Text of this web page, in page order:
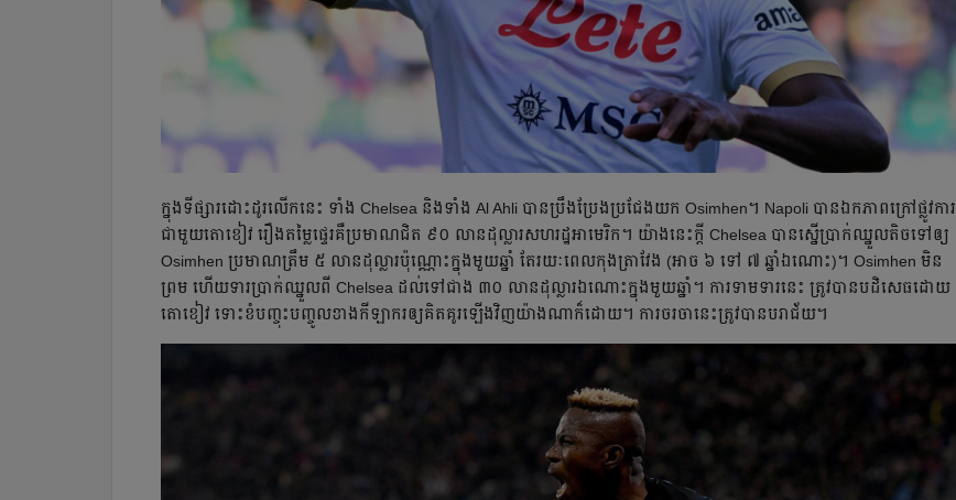
ក្នុង​ទីផ្សារ​ដោះ​ដូរ​លើក​នេះ ទាំង Chelsea និង​ទាំង Al Ahli បាន​ប្រឹងប្រែង​ប្រជែង​យក Osimhen។ Napoli បាន​ឯក​ភាព​ក្រៅ​ផ្លូវ​ការ​
ជាមួយ​តោខៀវ រឿង​តម្លៃ​ផ្ទេរ​គឺ​ប្រមាណ​ជិត ៩០ លាន​ដុល្លារ​សហរដ្ឋអាមេរិក។ យ៉ាង​នេះ​ក្ដី Chelsea បាន​ស្នើ​ប្រាក់ឈ្នួល​តិច​ទៅ​ឲ្យ
Osimhen ប្រមាណ​ត្រឹម ៥ លាន​ដុល្លារ​ប៉ុណ្ណោះ​ក្នុង​មួយ​ឆ្នាំ តែ​រយៈ​ពេល​កុងត្រា​វែង (អាច ៦ ទៅ ៧ ឆ្នាំ​ឯណោះ)។ Osimhen មិន​
ព្រម ហើយ​ទារ​ប្រាក់ឈ្នួល​ពី Chelsea ដល់​ទៅ​ជាង ៣០ លាន​ដុល្លារ​ឯណោះ​ក្នុង​មួយ​ឆ្នាំ។ ការ​ទាម​ទារ​នេះ ត្រូវ​បាន​បដិសេធ​ដោយ​
តោ​ខៀវ ទោះ​ខំ​បញ្ចុះ​បញ្ចូល​ខាង​កីឡាករ​ឲ្យ​គិត​គូរ​ឡើង​វិញ​យ៉ាង​ណា​ក៏​ដោយ។ ការ​ចរចា​នេះ​ត្រូវ​បាន​បរាជ័យ។